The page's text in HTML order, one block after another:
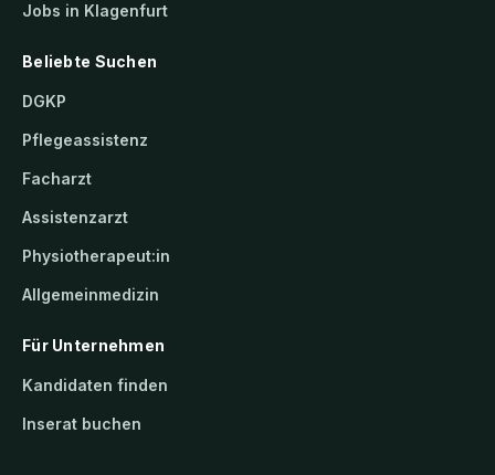
Jobs in Klagenfurt
Beliebte Suchen
DGKP
Pflegeassistenz
Facharzt
Assistenzarzt
Physiotherapeut:in
Allgemeinmedizin
Für Unternehmen
Kandidaten finden
Inserat buchen